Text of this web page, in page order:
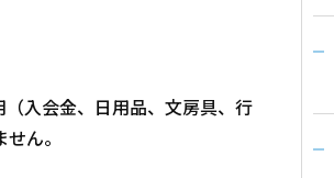
入会金、日用品、文房具、行
ん。